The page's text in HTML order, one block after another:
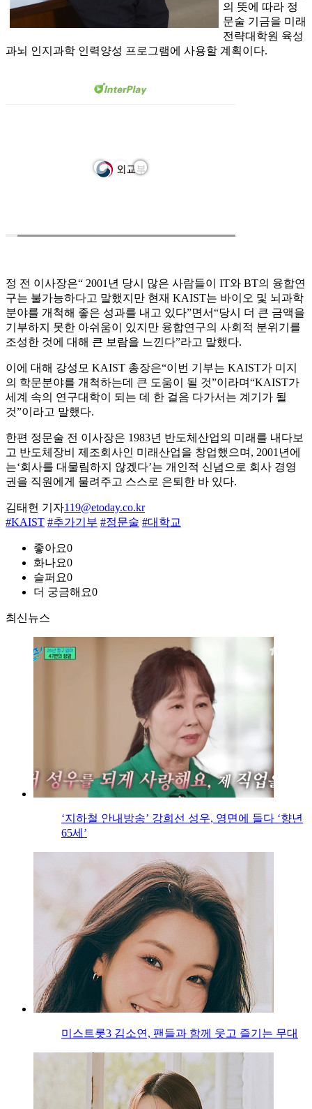
의 뜻에 따라 정
문술 기금을 미래
전략대학원 육성
과뇌 인지과학 인력양성 프로그램에 사용할 계획이다.
정 전 이사장은“ 2001년 당시 많은 사람들이 IT와 BT의 융합연
구는 불가능하다고 말했지만 현재 KAIST는 바이오 및 뇌과학
분야를 개척해 좋은 성과를 내고 있다”면서“당시 더 큰 금액을
기부하지 못한 아쉬움이 있지만 융합연구의 사회적 분위기를
조성한 것에 대해 큰 보람을 느낀다”라고 말했다.
이에 대해 강성모 KAIST 총장은“이번 기부는 KAIST가 미지
의 학문분야를 개척하는데 큰 도움이 될 것”이라며“KAIST가
세계 속의 연구대학이 되는 데 한 걸음 다가서는 계기가 될
것”이라고 말했다.
한편 정문술 전 이사장은 1983년 반도체산업의 미래를 내다보
고 반도체장비 제조회사인 미래산업을 창업했으며, 2001년에
는‘회사를 대물림하지 않겠다’는 개인적 신념으로 회사 경영
권을 직원에게 물려주고 스스로 은퇴한 바 있다.
김태헌 기자119@etoday.co.kr
#KAIST #추가기부 #정문술 #대학교
좋아요0
화나요0
슬퍼요0
더 궁금해요0
최신뉴스
‘지하철 안내방송’ 강희선 성우, 영면에 들다 ‘향년
65세’
미스트롯3 김소연, 팬들과 함께 웃고 즐기는 무대